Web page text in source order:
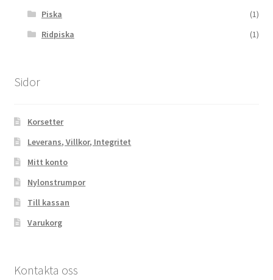
Piska
(1)
Ridpiska
(1)
Sidor
Korsetter
Leverans, Villkor, Integritet
Mitt konto
Nylonstrumpor
Till kassan
Varukorg
Kontakta oss